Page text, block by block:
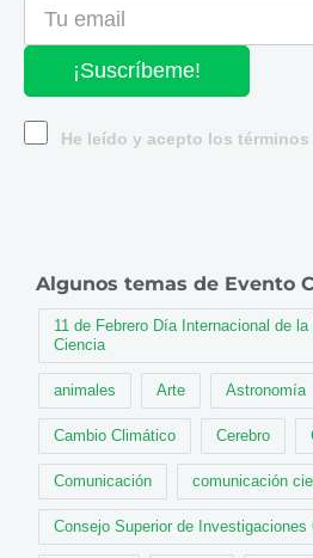
¡Suscríbeme!
He leído y acepto los
Algunos temas de Evento
11 de Febrero Día Internacional de
Ciencia
animales Arte Astronomía
Cambio Climático Cerebro
Comunicación comunicación
Consejo Superior de